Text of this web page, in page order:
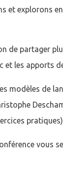
et explorons
de partager
et les apports
modèles de
vous